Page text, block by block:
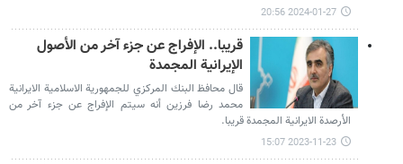
2024-01-27 20:56
قريبا.. الإفراج عن جزء آخر من الأصول
الإيرانية المجمدة
قال محافظ البنك المركزي للجمهورية الاسلامية الايرانية
محمد رضا فرزين أنه سيتم الإفراج عن جزء آخر من
الأرصدة الايرانية المجمدة قريبا.
2023-11-23 15:07